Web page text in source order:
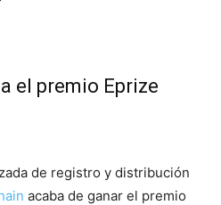
el premio Eprize
de registro y distribución
acaba de ganar el premio